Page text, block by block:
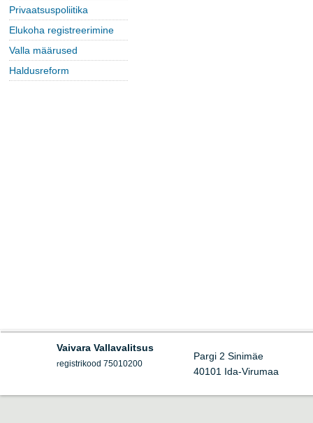
Privaatsuspoliitika
Elukoha registreerimine
Valla määrused
Haldusreform
Vaivara Vallavalitsus
registrikood 75010200
Pargi 2 Sinimäe
40101 Ida-Virumaa